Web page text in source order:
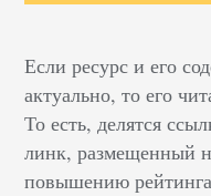
Если ресурс и его
актуально, то его
То есть, делятся
линк, размещенный
повышению рейтинга